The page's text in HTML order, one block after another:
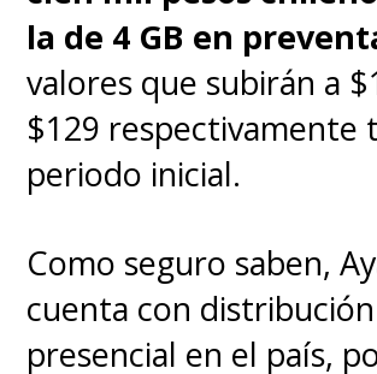
la de 4 GB en
valores que subirán a
$129 respectivamente
periodo inicial.
Como seguro saben,
cuenta con
presencial en el país,